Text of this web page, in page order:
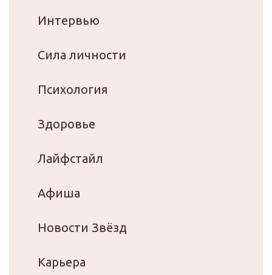
Интервью
Сила личности
Психология
Здоровье
Лайфстайл
Афиша
Новости Звёзд
Карьера